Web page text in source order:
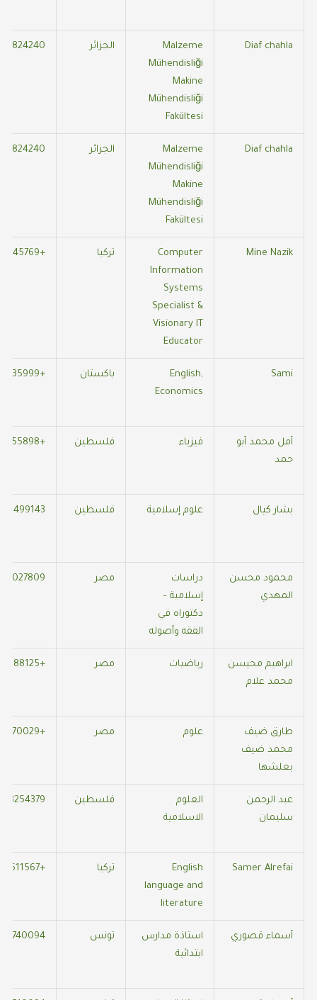
Diaf chahla
Malzeme
Mühendisliği
Makine
Mühendisliği
Fakültesi
الجزائر
Diaf chahla
Malzeme
Mühendisliği
Makine
Mühendisliği
Fakültesi
الجزائر
Mine Nazik
Computer
Information
Systems
Specialist &
Visionary IT
Educator
تركيا +905332545769
Sami
English,
Economics
باكستان +905352135999
أمل محمد أبو
حمد
فيزياء فلسطين +905016055898
بشار كيال علوم إسلامية فلسطين
محمود محسن
المهدي
دراسات
إسلامية –
دكتوراه في
الفقه وأصوله
مصر
ابراهيم محيسن
محمد علام
رياضيات مصر +201068988125
طارق ضيف
محمد ضيف
بعلشها
علوم مصر +971569870029
عبد الرحمن
سليمان
العلوم
الاسلامية
فلسطين
Samer Alrefai
English
language and
literature
تركيا +905356611567
أسماء قصوري
استاذة مدارس
ابتدائية
تونس 28740094